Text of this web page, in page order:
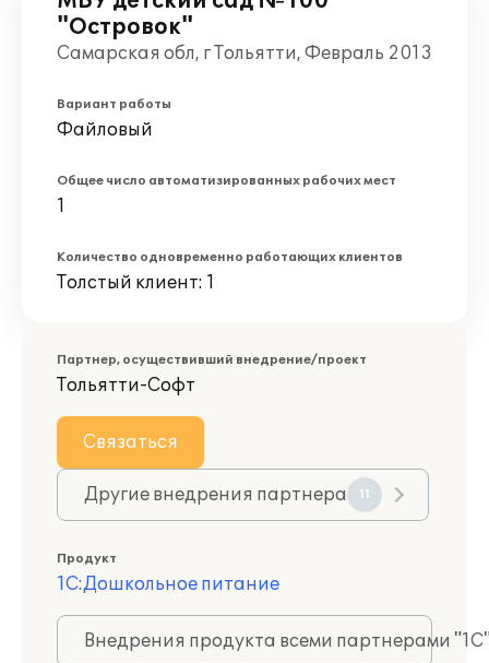
"Островок"
Самарская обл, г Тольятти, Февраль 2013
Вариант работы
Файловый
Общее число автоматизированных рабочих мест
1
Количество одновременно работающих клиентов
Толстый клиент: 1
Партнер, осуществивший внедрение/проект
Тольятти-Софт
Связаться
Другие внедрения партнера 11
Продукт
1С:Дошкольное питание
Внедрения продукта всеми партнерами